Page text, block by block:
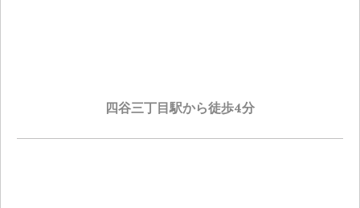
四谷三丁目駅から徒歩4分